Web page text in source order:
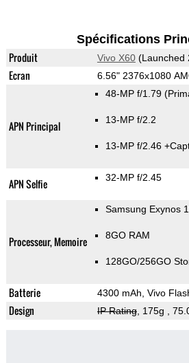
Spécifications
Produit Vivo X60(Launched
Ecran 6.56" 2376x1080
APN Principal
48-MP f/1.79
13-MP f/2.2
13-MP f/2.46
APN Selfie 32-MP f/2.45
Processeur, Memoire
Samsung Exynos
8GO RAM
128GO/256GO
Batterie 4300 mAh, Vivo
Design IP Rating, 175g ,